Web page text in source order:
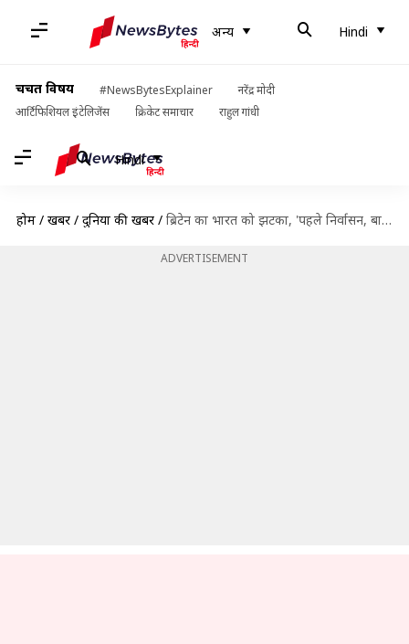
अन्य Hindi
चर्चित विषय #NewsBytesExplainer
नरेंद्र मोदी
आर्टिफिशियल इंटेलिजेंस
क्रिकेट समाचार राहुल गांधी
Hindi
होम / खबरें / दुनिया की खबरें / ब्रिटेन का भारत को झटका, 'पहले निर्वासन, बाद में अपील' वाले देशों की सूची में जोड़ा
ADVERTISEMENT